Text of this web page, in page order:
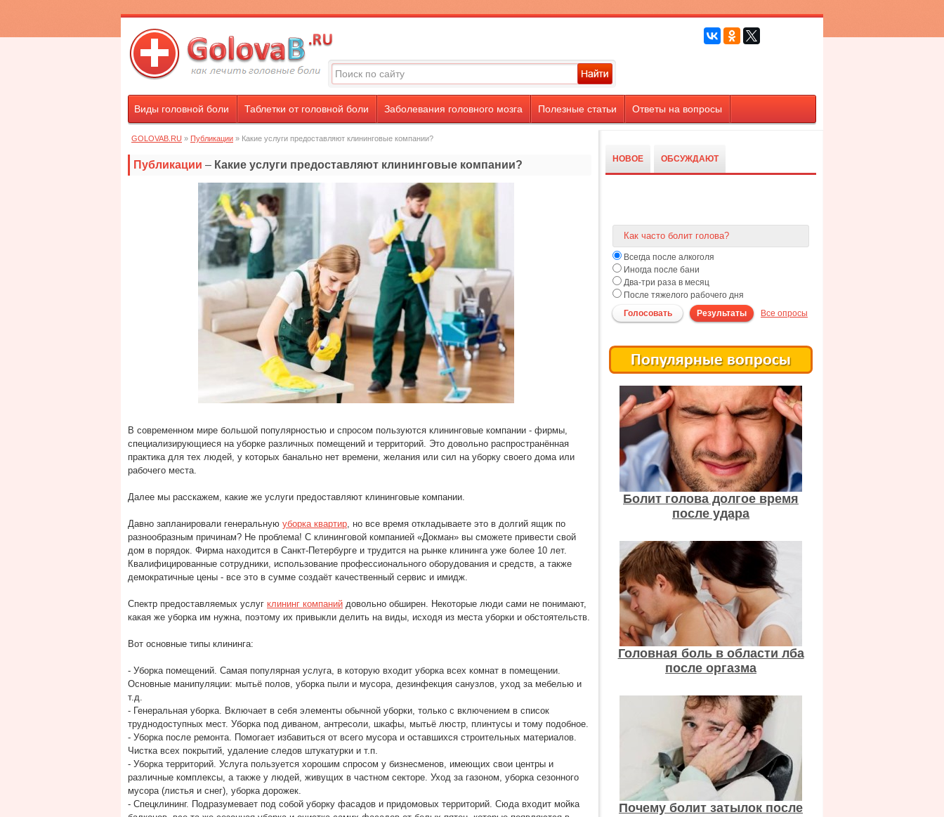
Виды головной боли Таблетки от головной боли Заболевания головного мозга Полезные статьи Ответы на вопросы
НОВОЕ ОБСУЖДАЮТ
Как часто болит голова?
Всегда после алкоголя
Иногда после бани
Два-три раза в месяц
После тяжелого рабочего дня
Голосовать
Результаты Все опросы
Болит голова долгое время
после удара
Головная боль в области лба
после оргазма
Почему болит затылок после
GOLOVAB.RU » Публикации » Какие услуги предоставляют клининговые компании?
Публикации – Какие услуги предоставляют клининговые компании?
В современном мире большой популярностью и спросом пользуются клининговые компании - фирмы,
специализирующиеся на уборке различных помещений и территорий. Это довольно распространённая
практика для тех людей, у которых банально нет времени, желания или сил на уборку своего дома или
рабочего места.
Далее мы расскажем, какие же услуги предоставляют клининговые компании.
Давно запланировали генеральную уборка квартир, но все время откладываете это в долгий ящик по
разнообразным причинам? Не проблема! С клининговой компанией «Докман» вы сможете привести свой
дом в порядок. Фирма находится в Санкт-Петербурге и трудится на рынке клининга уже более 10 лет.
Квалифицированные сотрудники, использование профессионального оборудования и средств, а также
демократичные цены - все это в сумме создаёт качественный сервис и имидж.
Спектр предоставляемых услуг клининг компаний довольно обширен. Некоторые люди сами не понимают,
какая же уборка им нужна, поэтому их привыкли делить на виды, исходя из места уборки и обстоятельств.
Вот основные типы клининга:
- Уборка помещений. Самая популярная услуга, в которую входит уборка всех комнат в помещении.
Основные манипуляции: мытьё полов, уборка пыли и мусора, дезинфекция санузлов, уход за мебелью и
т.д.
- Генеральная уборка. Включает в себя элементы обычной уборки, только с включением в список
труднодоступных мест. Уборка под диваном, антресоли, шкафы, мытьё люстр, плинтусы и тому подобное.
- Уборка после ремонта. Помогает избавиться от всего мусора и оставшихся строительных материалов.
Чистка всех покрытий, удаление следов штукатурки и т.п.
- Уборка территорий. Услуга пользуется хорошим спросом у бизнесменов, имеющих свои центры и
различные комплексы, а также у людей, живущих в частном секторе. Уход за газоном, уборка сезонного
мусора (листья и снег), уборка дорожек.
- Спецклининг. Подразумевает под собой уборку фасадов и придомовых территорий. Сюда входит мойка